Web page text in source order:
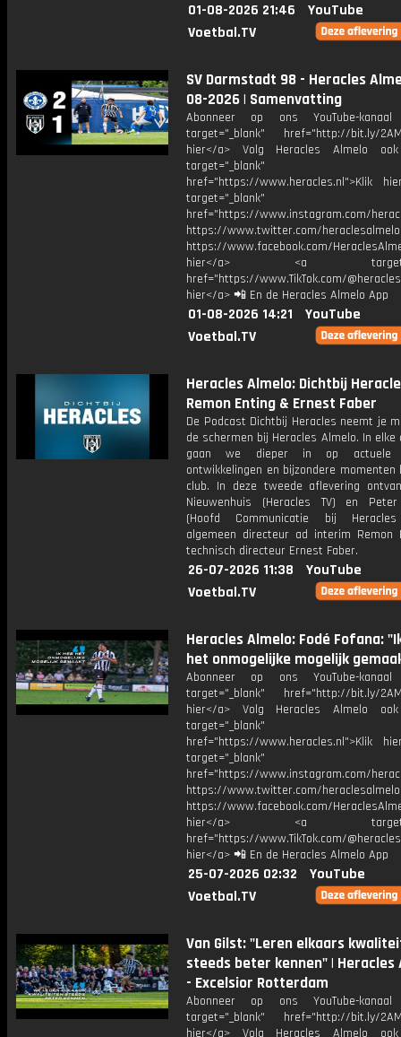
01-08-2026 21:46
YouTube
Voetbal.TV
SV Darmstadt 98 - Heracles
08-2026 | Samenvatting
Abonneer op ons YouTube-
target="_blank" href="http://bit.ly/
hier</a> Volg Heracles Almelo
target="_blank"
href="https://www.heracles.nl">Klik
target="_blank"
href="https://www.instagram.com/
https://www.twitter.com/heraclesalmelo
https://www.facebook.com/
hier</a> <a
href="https://www.TikTok.com/
hier</a> 📲 En de Heracles Almelo App
01-08-2026 14:21
YouTube
Voetbal.TV
Heracles Almelo: Dichtbij
Remon Enting & Ernest Faber
De Podcast Dichtbij Heracles neemt je
de schermen bij Heracles Almelo. In elke
gaan we dieper in op actuele
ontwikkelingen en bijzondere momenten
club. In deze tweede aflevering
Nieuwenhuis (Heracles TV) en Peter
(Hoofd Communicatie bij
algemeen directeur ad interim Remon
technisch directeur Ernest Faber.
26-07-2026 11:38
YouTube
Voetbal.TV
Heracles Almelo: Fodé Fofana:
het onmogelijke mogelijk
Abonneer op ons YouTube-
target="_blank" href="http://bit.ly/
hier</a> Volg Heracles Almelo
target="_blank"
href="https://www.heracles.nl">Klik
target="_blank"
href="https://www.instagram.com/
https://www.twitter.com/heraclesalmelo
https://www.facebook.com/
hier</a> <a
href="https://www.TikTok.com/
hier</a> 📲 En de Heracles Almelo App
25-07-2026 02:32
YouTube
Voetbal.TV
Van Gilst: "Leren elkaars
steeds beter kennen" | Heracles
- Excelsior Rotterdam
Abonneer op ons YouTube-
target="_blank" href="http://bit.ly/
hier</a> Volg Heracles Almelo